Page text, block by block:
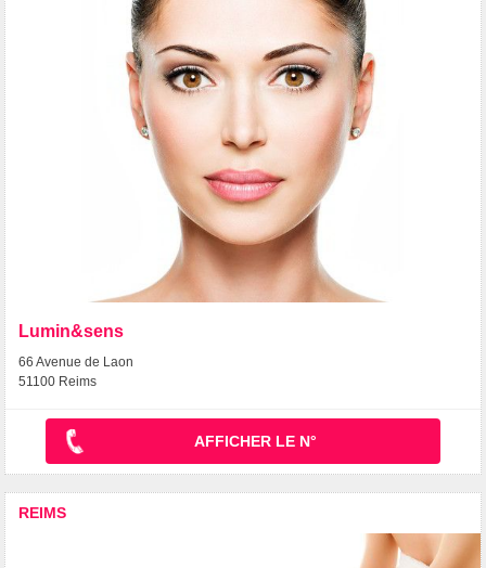
Lumin&sens
66 Avenue de Laon
51100 Reims
AFFICHER LE N°
REIMS